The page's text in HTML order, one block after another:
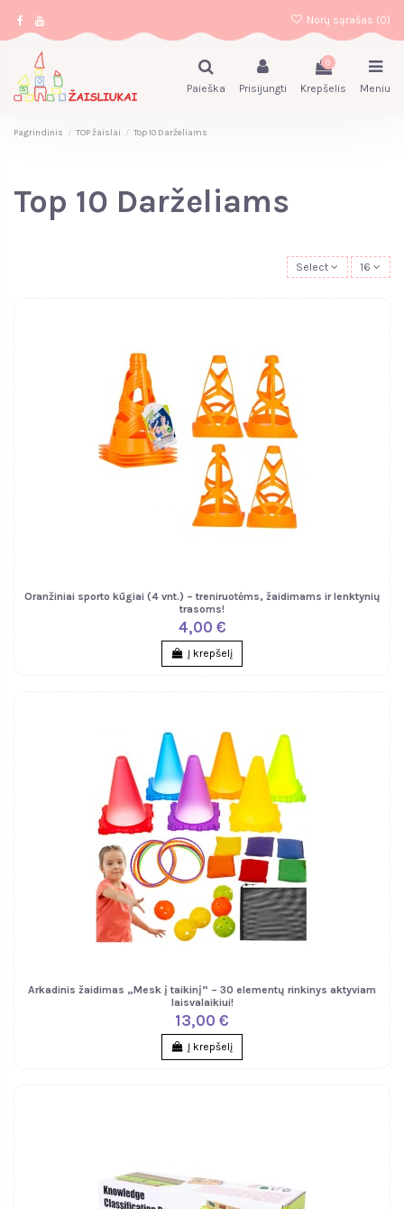
Norų sąrašas (0)
Paieška Prisijungti
0
Krepšelis Meniu
Pagrindinis TOP žaislai Top 10 Darželiams
Top 10 Darželiams
Select 16
Oranžiniai sporto kūgiai (4 vnt.) – treniruotėms, žaidimams ir lenktynių
trasoms!
4,00 €
Į krepšelį
Arkadinis žaidimas „Mesk į taikinį“ – 30 elementų rinkinys aktyviam
laisvalaikiui!
13,00 €
Į krepšelį